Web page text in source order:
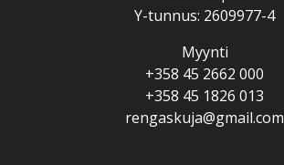
Y-tunnus: 2609977-4
Myynti
+358 45 2662 000
+358 45 1826 013
rengaskuja@gmail.com